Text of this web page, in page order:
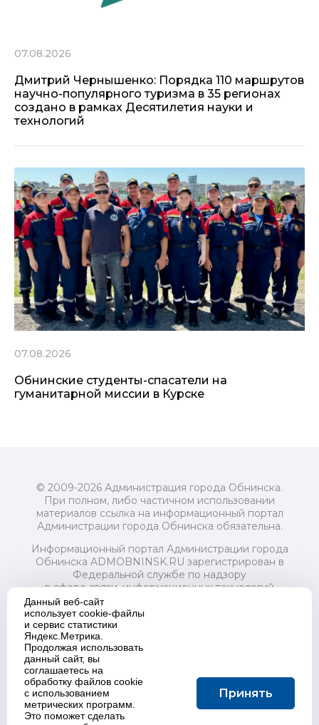
07.08.2026
Дмитрий Чернышенко: Порядка 110 маршрутов
научно-популярного туризма в 35 регионах
создано в рамках Десятилетия науки и
технологий
07.08.2026
Обнинские студенты-спасатели на
гуманитарной миссии в Курске
© 2009-2026 Администрация города Обнинска.
При полном, либо частичном использовании
материалов ссылка на информационный портал
Администрации города Обнинска обязательна.
Информационный портал Администрации города
Обнинска ADMOBNINSK.RU зарегистрирован в
Федеральной службе по надзору
в сфере связи, информационных технологий
и массовых коммуникаций (Роскомнадзор) 24 июля
2018 года.
Свидетельство о регистрации Эл № ФС77-73321
Учредитель: Администрация (исполнительно-
распорядительный орган) городского округа "Город
Обнинск". Главный редактор: Байкова Е.А.
Адрес электронной почты Редакции:
redactor@admobninsk.ru
Телефон Редакции: +7 (484) 395-85-85
Данный веб-сайт
использует cookie-файлы
и сервис статистики
Яндекс.Метрика.
Продолжая использовать
данный сайт, вы
соглашаетесь на
обработку файлов cookie
с использованием
метрических программ.
Это поможет сделать
Принять